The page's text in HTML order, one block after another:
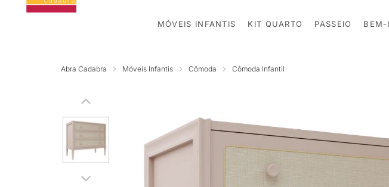
MÓVEIS INFANTIS KIT QUARTO PASSEIO BEM-
Abra Cadabra Móveis Infantis Cômoda Cômoda Infantil